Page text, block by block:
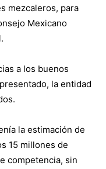
mezcaleros, para
Mexicano
a los buenos
la entidad
la estimación de
15 millones de
competencia, sin